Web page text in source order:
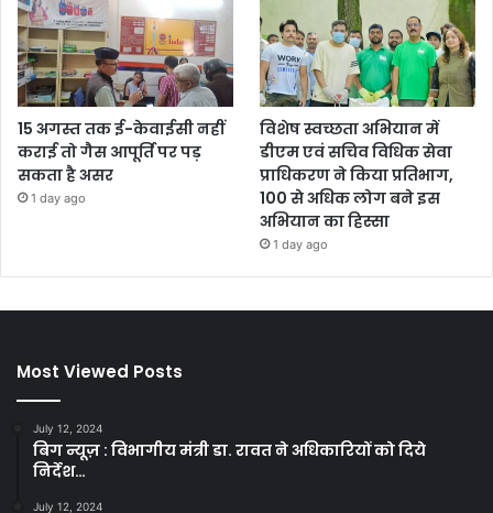
15 अगस्त तक ई-केवाईसी नहीं
कराई तो गैस आपूर्ति पर पड़
सकता है असर
1 day ago
विशेष स्वच्छता अभियान में
डीएम एवं सचिव विधिक सेवा
प्राधिकरण ने किया प्रतिभाग,
100 से अधिक लोग बने इस
अभियान का हिस्सा
1 day ago
Most Viewed Posts
July 12, 2024
बिग न्यूज़ : विभागीय मंत्री डा. रावत ने अधिकारियों को दिये
निर्देश…
July 12, 2024